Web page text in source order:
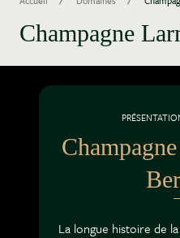
Champagne
La longue histoire de